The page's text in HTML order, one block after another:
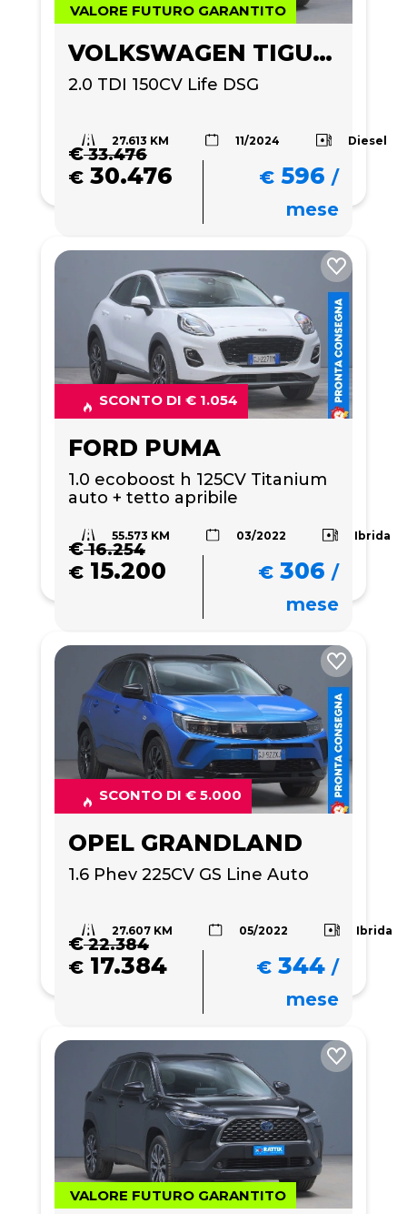
VALORE FUTURO GARANTITO
VOLKSWAGEN TIGUAN
2.0 TDI 150CV Life DSG
27.613 KM 11/2024 Diesel
€33.476
€ 30.476 € 596 /
mese
SCONTO DI € 1.054
FORD PUMA
1.0 ecoboost h 125CV Titanium
auto + tetto apribile
55.573 KM 03/2022 Ibrida
€16.254
€ 15.200 € 306 /
mese
SCONTO DI € 5.000
OPEL GRANDLAND
1.6 Phev 225CV GS Line Auto
27.607 KM 05/2022 Ibrida
€22.384
€ 17.384 € 344 /
mese
VALORE FUTURO GARANTITO